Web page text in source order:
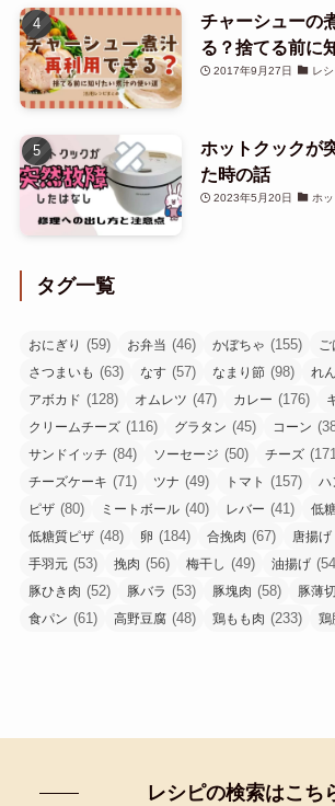
チャーシューの
る？捨てる前に
2017年9月27日 レ
ホットクックが
た時の話
2023年5月20日 ホ
タグ一覧
おにぎり (59) お弁当 (46) かぼちゃ (155)
さつまいも (63) なす (57) なまり節 (98) れ
アボカド (128) オムレツ (47) カレー (176)
クリームチーズ (116) グラタン (45) コーン
サンドイッチ (84) ソーセージ (50) チーズ
チーズケーキ (71) ツナ (49) トマト (157) ハ
ピザ (80) ミートボール (40) レバー (41) 低
低糖質ピザ (48) 卵 (184) 合挽肉 (67) 唐揚げ
手羽元 (53) 挽肉 (56) 梅干し (49) 油揚げ
豚ひき肉 (52) 豚バラ (53) 豚塊肉 (58) 豚薄
食パン (61) 高野豆腐 (48) 鶏もも肉 (233) 鶏
レシピの検索はこち